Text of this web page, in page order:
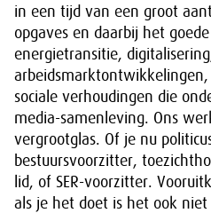
in een tijd van een groot
opgaves en daarbij het
energietransitie,
sociale verhoudingen die
media-samenleving. Ons
vergrootglas. Of je nu
bestuursvoorzitter,
lid, of SER-voorzitter.
als je het doet is het ook